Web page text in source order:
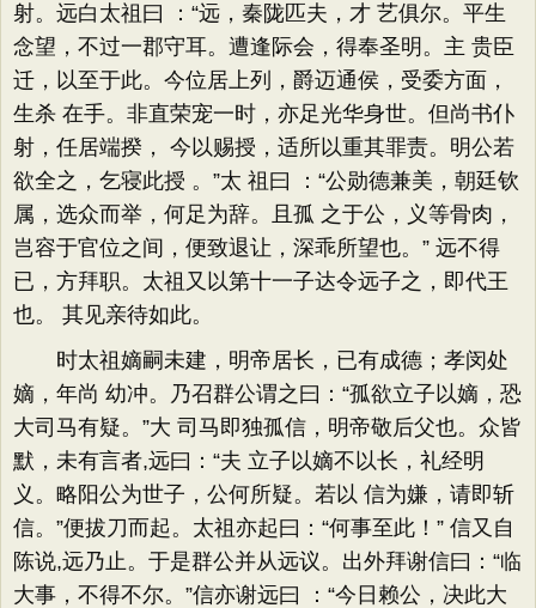
射。远白太祖曰 ：“远，秦陇匹夫，才 艺俱尔。平生
念望，不过一郡守耳。遭逢际会，得奉圣明。主 贵臣
迁，以至于此。今位居上列，爵迈通侯，受委方面，
生杀 在手。非直荣宠一时，亦足光华身世。但尚书仆
射，任居端揆， 今以赐授，适所以重其罪责。明公若
欲全之，乞寝此授 。”太 祖曰 ：“公勋德兼美，朝廷钦
属，选众而举，何足为辞。且孤 之于公，义等骨肉，
岂容于官位之间，便致退让，深乖所望也。” 远不得
已，方拜职。太祖又以第十一子达令远子之，即代王
也。 其见亲待如此。
时太祖嫡嗣未建，明帝居长，已有成德；孝闵处
嫡，年尚 幼冲。乃召群公谓之曰：“孤欲立子以嫡，恐
大司马有疑。”大 司马即独孤信，明帝敬后父也。众皆
默，未有言者,远曰：“夫 立子以嫡不以长，礼经明
义。略阳公为世子，公何所疑。若以 信为嫌，请即斩
信。”便拔刀而起。太祖亦起曰：“何事至此！” 信又自
陈说,远乃止。于是群公并从远议。出外拜谢信曰：“临
大事，不得不尔。”信亦谢远曰 ：“今日赖公，决此大